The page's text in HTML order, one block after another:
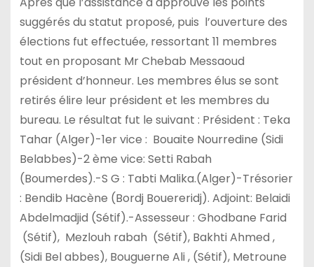
suggérés du statut proposé, puis l’ouverture des
élections fut effectuée, ressortant 11 membres
tout en proposant Mr Chebab Messaoud
président d’honneur. Les membres élus se sont
retirés élire leur président et les membres du
bureau. Le résultat fut le suivant : Président : Teka
Tahar (Alger)-1er vice : Bouaite Nourredine (Sidi
Belabbes)-2 ème vice: Setti Rabah
(Boumerdes).-S G : Tabti Malika.(Alger)-Trésorier
: Bendib Hacène (Bordj Bouereridj). Adjoint: Belaidi
Abdelmadjid (Sétif).-Assesseur : Ghodbane Farid
(Sétif), Mezlouh rabah (Sétif), Bakhti Ahmed ,
(Sidi Bel abbes), Bouguerne Ali , (Sétif), Metroune